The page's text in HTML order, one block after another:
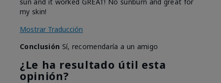
my skin!
Mostrar Traducción
Conclusión Sí, recomendaría a un amigo
¿Le ha resultado útil esta
opinión?